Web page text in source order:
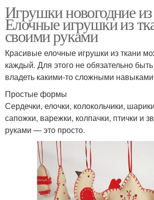
Игрушки новогодние
Елочные игрушки из
своими руками
Красивые елочные игрушки из ткани
каждый. Для этого не обязательно
владеть какими-то сложными
Простые формы
Сердечки, елочки, колокольчики,
сапожки, варежки, колпачки, птички и
руками — это просто.